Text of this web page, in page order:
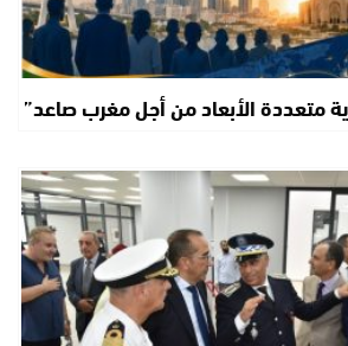
متعددة الأبعاد من أجل مغرب صاعد”